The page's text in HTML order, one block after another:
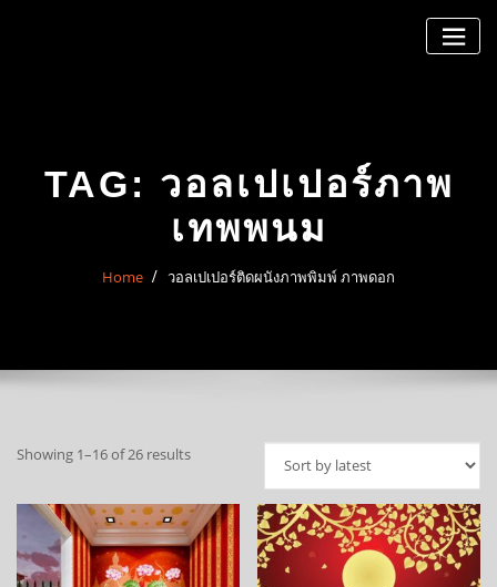
TAG: วอลเปเปอร์ภาพ
เทพพนม
Home วอลเปเปอร์ติดผนังภาพพิมพ์ ภาพดอก
Showing 1–16 of 26 resultsSorted
latest